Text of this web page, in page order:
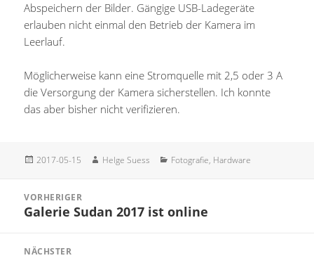
Abspeichern der Bilder. Gängige USB-Ladegeräte
erlauben nicht einmal den Betrieb der Kamera im
Leerlauf.
Möglicherweise kann eine Stromquelle mit 2,5 oder 3 A
die Versorgung der Kamera sicherstellen. Ich konnte
das aber bisher nicht verifizieren.
Veröffentlicht
2017-05-15 Autor
Helge Suess Kategorien
Fotografie, Hardware
VORHERIGER
Vorheriger
Galerie Sudan 2017 ist online
NÄCHSTER